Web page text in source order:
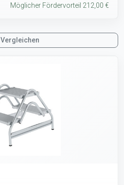
Möglicher Fördervorteil 212,00 €
Vergleichen